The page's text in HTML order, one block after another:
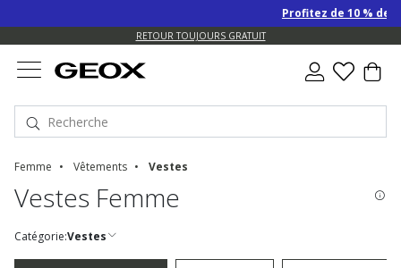
Profitez de 10 % de remise
EXPÉDITION GRATUITE POUR LES COMMANDES DE PLUS DE 99.00 €
RETOUR TOUJOURS GRATUIT
Femme Vêtements Vestes
Vestes Femme
Catégorie:Vestes